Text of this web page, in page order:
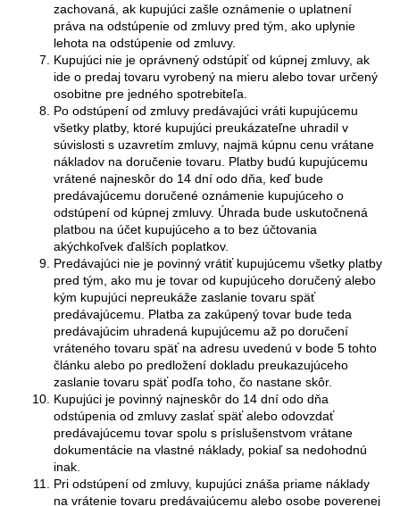
zachovaná, ak kupujúci zašle oznámenie o uplatnení
práva na odstúpenie od zmluvy pred tým, ako uplynie
lehota na odstúpenie od zmluvy.
Kupujúci nie je oprávnený odstúpiť od kúpnej zmluvy, ak
ide o predaj tovaru vyrobený na mieru alebo tovar určený
osobitne pre jedného spotrebiteľa.
Po odstúpení od zmluvy predávajúci vráti kupujúcemu
všetky platby, ktoré kupujúci preukázateľne uhradil v
súvislosti s uzavretím zmluvy, najmä kúpnu cenu vrátane
nákladov na doručenie tovaru. Platby budú kupujúcemu
vrátené najneskôr do 14 dní odo dňa, keď bude
predávajúcemu doručené oznámenie kupujúceho o
odstúpení od kúpnej zmluvy. Úhrada bude uskutočnená
platbou na účet kupujúceho a to bez účtovania
akýchkoľvek ďalších poplatkov.
Predávajúci nie je povinný vrátiť kupujúcemu všetky platby
pred tým, ako mu je tovar od kupujúceho doručený alebo
kým kupujúci nepreukáže zaslanie tovaru späť
predávajúcemu. Platba za zakúpený tovar bude teda
predávajúcim uhradená kupujúcemu až po doručení
vráteného tovaru späť na adresu uvedenú v bode 5 tohto
článku alebo po predložení dokladu preukazujúceho
zaslanie tovaru späť podľa toho, čo nastane skôr.
Kupujúci je povinný najneskôr do 14 dní odo dňa
odstúpenia od zmluvy zaslať späť alebo odovzdať
predávajúcemu tovar spolu s príslušenstvom vrátane
dokumentácie na vlastné náklady, pokiaľ sa nedohodnú
inak.
Pri odstúpení od zmluvy, kupujúci znáša priame náklady
na vrátenie tovaru predávajúcemu alebo osobe poverenej